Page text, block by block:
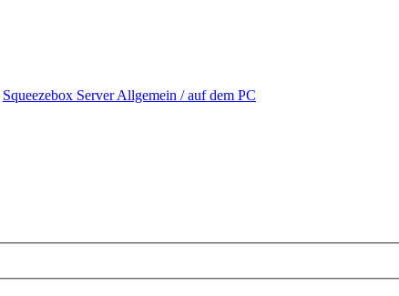
Squeezebox Server Allgemein / auf dem PC